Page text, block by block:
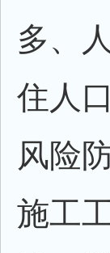
多、
住人
风险
施工